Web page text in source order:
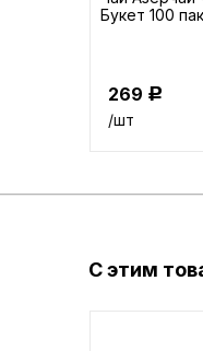
Букет 100 пак
269 Р
/шт
С этим